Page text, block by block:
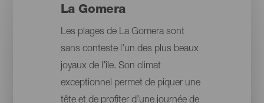
La Gomera
Les plages de La Gomera sont
sans conteste l’un des plus beaux
joyaux de l’île. Son climat
exceptionnel permet de piquer une
tête et de profiter d’une journée de